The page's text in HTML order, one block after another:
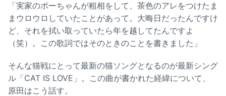
「実家のポーちゃんが粗相をして、茶色のアレをつけたま
まウロウロしていたことがあって。大晦日だったんですけ
ど、それを拭い取っていたら年を越してたんですよ
（笑）。この歌詞ではそのときのことを書きました」
そんな猫戦にとって最新の猫ソングとなるのが最新シング
ル「CAT IS LOVE」。この曲が書かれた経緯について、
原田はこう話す。